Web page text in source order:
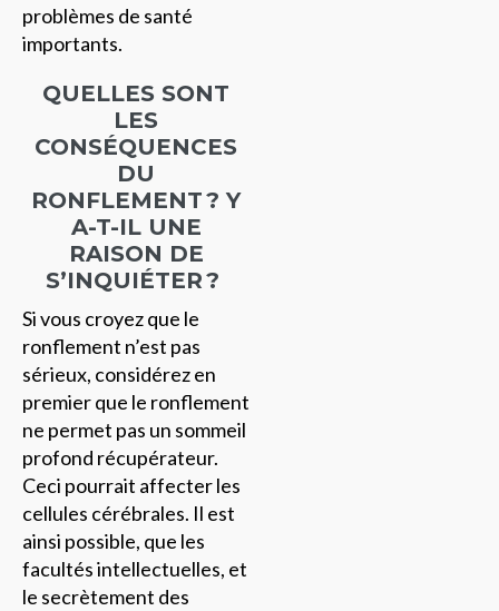
problèmes de santé
importants.
QUELLES SONT
LES
CONSÉQUENCES
DU
RONFLEMENT ? Y
A-T-IL UNE
RAISON DE
S’INQUIÉTER ?
Si vous croyez que le
ronflement n’est pas
sérieux, considérez en
premier que le ronflement
ne permet pas un sommeil
profond récupérateur.
Ceci pourrait affecter les
cellules cérébrales. Il est
ainsi possible, que les
facultés intellectuelles, et
le secrètement des